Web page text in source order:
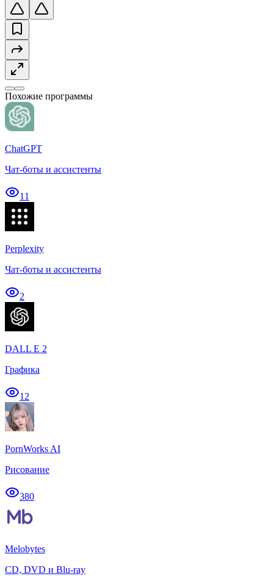
Похожие программы
ChatGPT
Чат-боты и ассистенты
11
Perplexity
Чат-боты и ассистенты
2
DALL E 2
Графика
12
PornWorks AI
Рисование
380
Melobytes
CD, DVD и Blu-ray